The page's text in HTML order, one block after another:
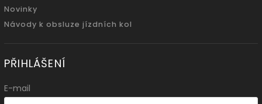
Novinky
Návody k obsluze jízdních kol
PŘIHLÁŠENÍ
E-mail